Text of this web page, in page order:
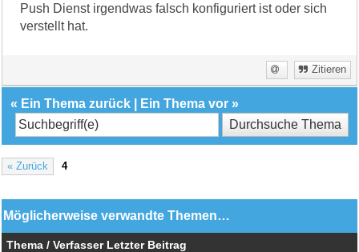
Push Dienst irgendwas falsch konfiguriert ist oder sich
verstellt hat.
Zitieren
« Ein Thema zurück Ein Thema vor »
« Zurück 4
Möglicherweise verwandte Themen…
Thema / Verfasser Letzter Beitrag